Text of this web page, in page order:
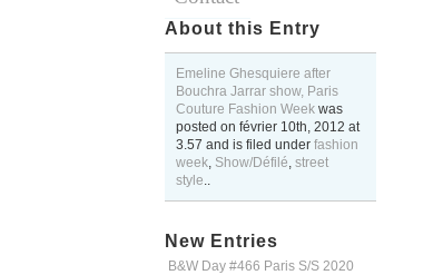
About this Entry
Emeline Ghesquiere after
Bouchra Jarrar show, Paris
Couture Fashion Week was
posted on février 10th, 2012 at
3.57 and is filed under fashion
week, Show/Défilé, street
style..
New Entries
B&W Day #466 Paris S/S 2020